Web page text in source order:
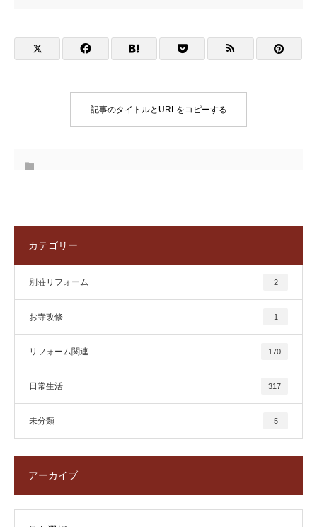
記事のタイトルとURLをコピーする
カテゴリー
別荘リフォーム 2
お寺改修 1
リフォーム関連 170
日常生活 317
未分類 5
アーカイブ